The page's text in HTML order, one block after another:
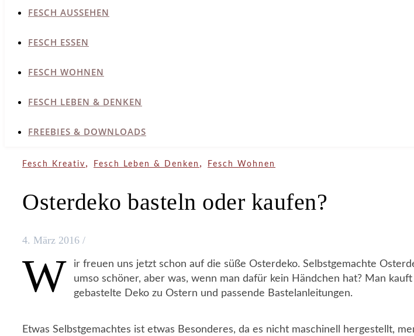
FESCH AUSSEHEN
FESCH ESSEN
FESCH WOHNEN
FESCH LEBEN & DENKEN
FREEBIES & DOWNLOADS
Fesch Kreativ , Fesch Leben & Denken , Fesch Wohnen
Osterdeko basteln oder kaufen?
4. März 2016 /
W
ir freuen uns jetzt schon auf die süße Osterdeko. Selbstgemachte
umso schöner, aber was, wenn man dafür kein Händchen hat? Man
gebastelte Deko zu Ostern und passende Bastelanleitungen.
Etwas Selbstgemachtes ist etwas Besonderes, da es nicht maschinell hergestellt,